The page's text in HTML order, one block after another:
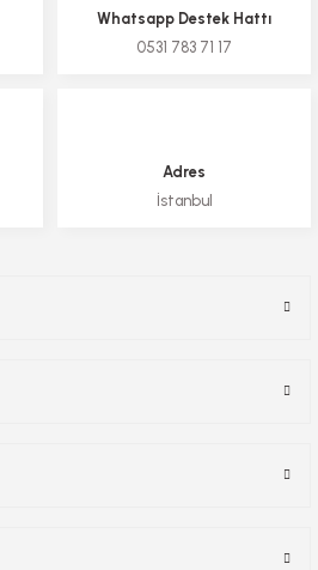
Whatsapp Destek Hattı
0531 783 71 17
Adres
İstanbul